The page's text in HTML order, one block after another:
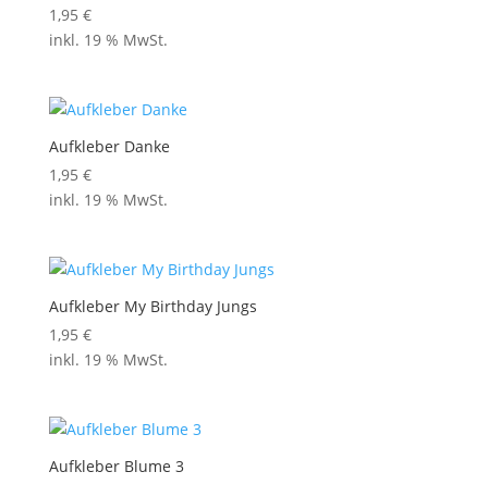
1,95 €
inkl. 19 % MwSt.
Aufkleber Danke
1,95 €
inkl. 19 % MwSt.
Aufkleber My Birthday Jungs
1,95 €
inkl. 19 % MwSt.
Aufkleber Blume 3